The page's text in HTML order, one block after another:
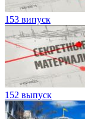
153 випуск
152 выпуск